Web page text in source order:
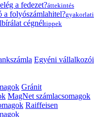
a fedezet?áttekintés
a folyószámlahitel?gyakorlati
cégnéltippek
Egyéni vállalkozói
Gránit
MagNet számlacsomagok
Raiffeisen